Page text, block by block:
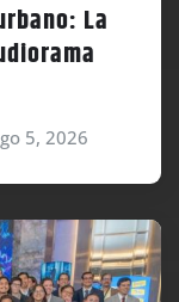
La
5, 2026